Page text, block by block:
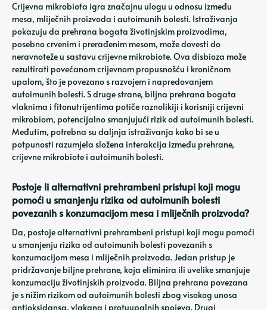
Crijevna mikrobiota igra značajnu ulogu u odnosu između
mesa, mliječnih proizvoda i autoimunih bolesti. Istraživanja
pokazuju da prehrana bogata životinjskim proizvodima,
posebno crvenim i prerađenim mesom, može dovesti do
neravnoteže u sastavu crijevne mikrobiote. Ova disbioza može
rezultirati povećanom crijevnom propusnošću i kroničnom
upalom, što je povezano s razvojem i napredovanjem
autoimunih bolesti. S druge strane, biljna prehrana bogata
vlaknima i fitonutrijentima potiče raznolikiji i korisniji crijevni
mikrobiom, potencijalno smanjujući rizik od autoimunih bolesti.
Međutim, potrebna su daljnja istraživanja kako bi se u
potpunosti razumjela složena interakcija između prehrane,
crijevne mikrobiote i autoimunih bolesti.
Postoje li alternativni prehrambeni pristupi koji mogu
pomoći u smanjenju rizika od autoimunih bolesti
povezanih s konzumacijom mesa i mliječnih proizvoda?
Da, postoje alternativni prehrambeni pristupi koji mogu pomoći
u smanjenju rizika od autoimunih bolesti povezanih s
konzumacijom mesa i mliječnih proizvoda. Jedan pristup je
pridržavanje biljne prehrane, koja eliminira ili uvelike smanjuje
konzumaciju životinjskih proizvoda. Biljna prehrana povezana
je s nižim rizikom od autoimunih bolesti zbog visokog unosa
antioksidansa, vlakana i protuupalnih spojeva. Drugi